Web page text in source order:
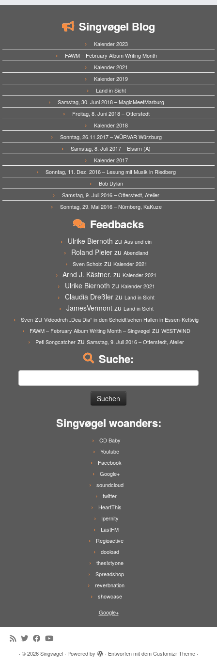
Singvøgel Blog
Kalender 2023
FAWM – February Album Writing Month
Kalender 2021
Kalender 2019
Land in Sicht
Samstag, 30. Juni 2018 – MagicMeetMarburg
Freitag, 8. Juni 2018 – Otterstedt
Kalender 2018
Sonntag, 26.11.2017 – WÜRVAR Würzburg
Samstag, 8. Juli 2017 – Elsarn (A)
Kalender 2017
Sonntag, 11. Dez. 2016 – Lesung mit Musik in Riedberg
Bob Dylan
Samstag, 9. Juli 2016 – Otterstedt, Atelier
Sonntag, 29. Mai 2016 – Nürnberg, KaKuze
Feedbacks
Ulrike Biernoth zu Aus und ein
Roland Pleier zu Abendland
Sven Scholz zu Kalender 2021
Arnd J. Kästner. zu Kalender 2021
Ulrike Biernoth zu Kalender 2021
Claudia Dreßler zu Land in Sicht
JamesVermontzu Land in Sicht
Sven zu Videodreh „Dea Dia“ in den Scheidt’schen Hallen in Essen-Kettwig
FAWM – February Album Writing Month – Singvøgelzu WESTWIND
Peti Songcatcher zu Samstag, 9. Juli 2016 – Otterstedt, Atelier
Suche:
Singvøgel woanders:
CD Baby
Youtube
Facebook
Google+
soundcloud
twitter
HeartThis
Ipernity
LastFM
Regioactive
dooload
thesixtyone
Spreadshop
reverbnation
showcase
Google+
· © 2026Singvøgel · Powered by · Entworfen mit demCustomizr-Theme ·